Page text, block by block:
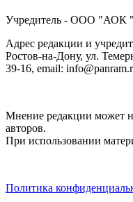
Учредитель - ООО "АОК
Адрес редакции и
Ростов-на-Дону, ул.
39-16, email:
Мнение редакции может
авторов.
При использовании
Политика